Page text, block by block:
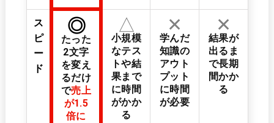
ス
ピ
ー
ド
◎
たった
2文字
を変え
るだけ
で売上
が1.5
倍に
△
小規模
なテス
トや結
果まで
に時間
がかか
る
✕
学んだ
知識の
アウト
プット
に時間
が必要
✕
結果が
出るま
で長期
間かか
る